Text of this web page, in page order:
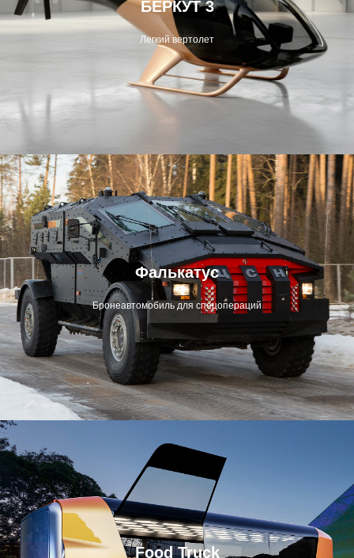
БЕРКУТ 3
Легкий вертолет
Фалькатус
Бронеавтомобиль для спецопераций
Food Truck